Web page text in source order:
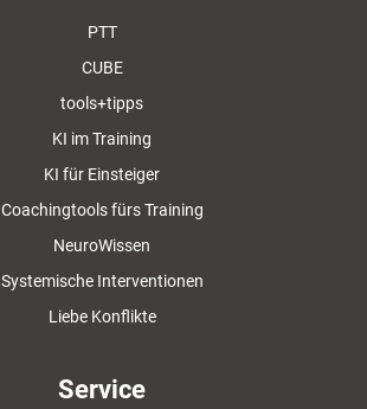
PTT
CUBE
tools+tipps
KI im Training
KI für Einsteiger
Coachingtools fürs Training
NeuroWissen
Systemische Interventionen
Liebe Konflikte
Service